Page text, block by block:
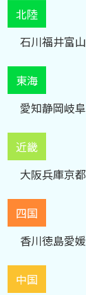
北陸
石川福井富山
東海
愛知静岡岐阜
近畿
大阪兵庫京都
四国
香川徳島愛媛
中国